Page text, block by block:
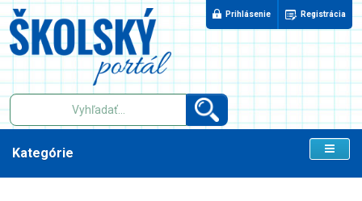
Prihlásenie Registrácia
Kategórie